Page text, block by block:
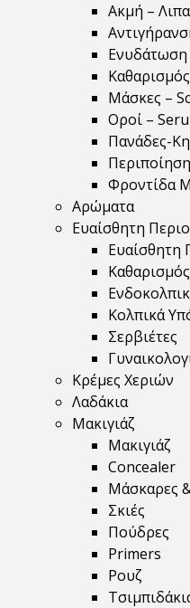
Ακμή –
Ενυδάτωση
Μάσκες –
Οροί –
Πανάδες-
Φροντίδα
Αρώματα
Ευαίσθητη
Ευαίσθητη
Κολπικά
Σερβιέτες
Κρέμες Χεριών
Λαδάκια
Μακιγιάζ
Μακιγιάζ
Concealer
Μάσκαρες
Σκιές
Πούδρες
Primers
Ρουζ